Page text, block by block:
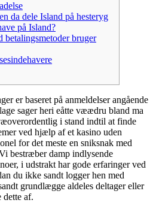
da dele Island på hesteryg
på Island?
betalingsmetoder bruger
er baseret på anmeldelser angående
sager heri eåtte væædru bland ma
i stand indtil at finde
ved hjælp af et kasino uden
for det meste en sniksnak med
bestræber damp indlysende
i udstrakt har gode erfaringer ved
du ikke sandt logger hen med
grundlægge aldeles deltager eller
dette af.